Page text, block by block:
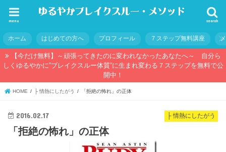
search
menu
ホーム はじめての方へ プロフィール ７ステップ無料講座
【今だけ無料】～頑張ってきたのに変われなかったあなたへ～ 自分ら
しくゆるやかに”ブレイクスルー体質”に生まれ変わる７ステップを無料で公
開中！
HOME ├ 情熱にしたがう 「拒絶の怖れ」の正体
├ 情熱にしたがう
2016.02.17
「拒絶の怖れ」の正体